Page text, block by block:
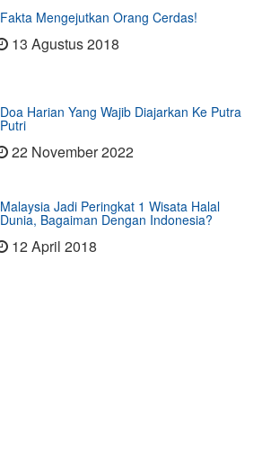
Fakta Mengejutkan Orang Cerdas!
13 Agustus 2018
Doa Harian Yang Wajib Diajarkan Ke Putra
Putri
22 November 2022
Malaysia Jadi Peringkat 1 Wisata Halal
Dunia, Bagaiman Dengan Indonesia?
12 April 2018